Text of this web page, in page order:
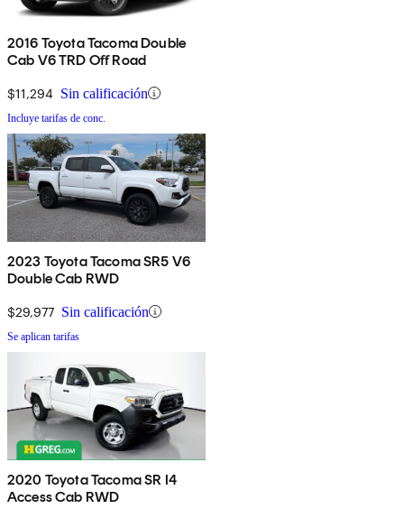
2016 Toyota Tacoma Double
Cab V6 TRD Off Road
$11,294 Sin calificación
Incluye tarifas de conc.
2023 Toyota Tacoma SR5 V6
Double Cab RWD
$29,977 Sin calificación
Se aplican tarifas
2020 Toyota Tacoma SR I4
Access Cab RWD